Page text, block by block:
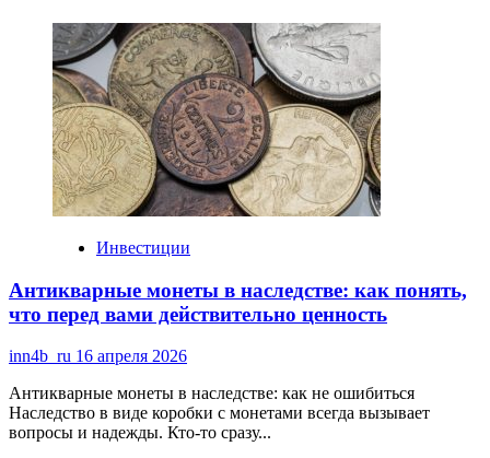
Инвестиции
Антикварные монеты в наследстве: как понять,
что перед вами действительно ценность
inn4b_ru 16 апреля 2026
Антикварные монеты в наследстве: как не ошибиться
Наследство в виде коробки с монетами всегда вызывает
вопросы и надежды. Кто‑то сразу...